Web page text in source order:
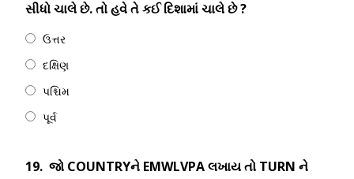
સીધો ચાલે છે. તો હવે તે કઈ દિશામાં ચાલે છે ?
ઉત્તર
દક્ષિણ
પશ્ચિમ
પૂર્વ
19. જો COUNTRYને EMWLVPA લખાય તો TURN ને